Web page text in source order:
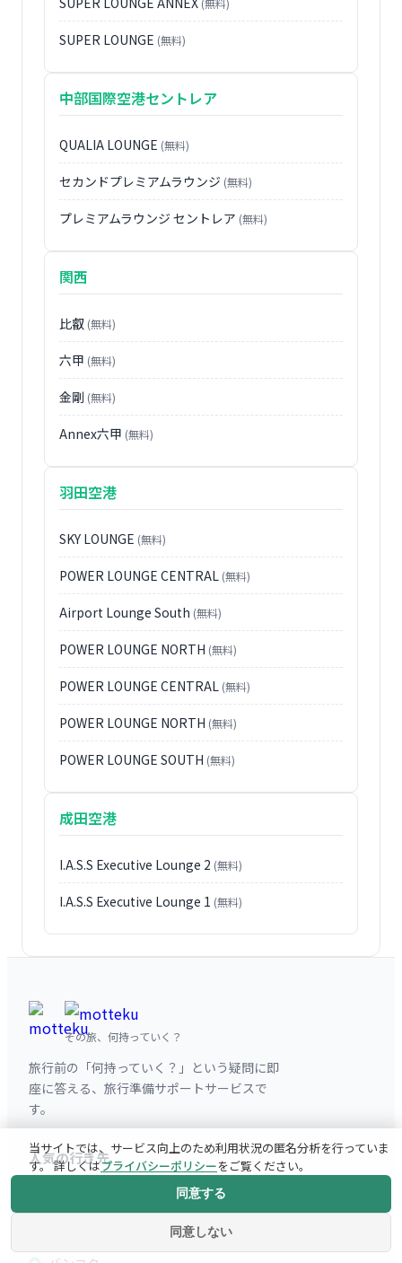
SUPER LOUNGE (無料)
中部国際空港セントレア
QUALIA LOUNGE (無料)
セカンドプレミアムラウンジ (無料)
プレミアムラウンジ セントレア (無料)
関西
比叡 (無料)
六甲 (無料)
金剛 (無料)
Annex六甲 (無料)
羽田空港
SKY LOUNGE (無料)
POWER LOUNGE CENTRAL (無料)
Airport Lounge South (無料)
POWER LOUNGE NORTH (無料)
POWER LOUNGE CENTRAL (無料)
POWER LOUNGE NORTH (無料)
POWER LOUNGE SOUTH (無料)
成田空港
I.A.S.S Executive Lounge 2 (無料)
I.A.S.S Executive Lounge 1 (無料)
その旅、何持っていく？
旅行前の「何持っていく？」という疑問に即
座に答える、旅行準備サポートサービスで
す。
人気の行き先
当サイトでは、サービス向上のため利用状況の匿名分析を行っていま
す。 詳しくはプライバシーポリシーをご覧ください。
同意しない
同意する